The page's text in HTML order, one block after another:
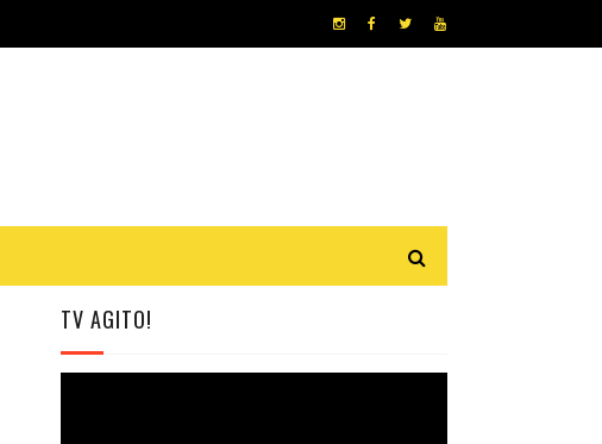
TV AGITO!